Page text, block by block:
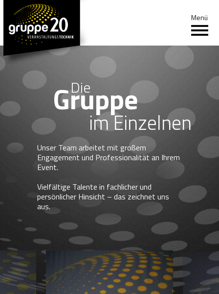
Menü
HOME
GRUPPE 20
REFERENZEN
CIRCUS KRONE
JOBS
FREELANCER
Die
Gruppe
im Einzelnen
Unser Team arbeitet mit großem
Engagement und Professionalität an Ihrem
Event.
Vielfältige Talente in fachlicher und
persönlicher Hinsicht – das zeichnet uns
aus.